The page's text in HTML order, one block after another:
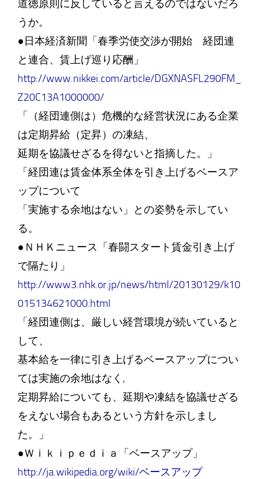
道徳原則に反していると言えるのではないだろ
うか。
●日本経済新聞「春季労使交渉が開始 経団連
と連合、賃上げ巡り応酬」
http://www.nikkei.com/article/DGXNASFL290FM_
Z20C13A1000000/
「（経団連側は）危機的な経営状況にある企業
は定期昇給（定昇）の凍結、
延期を協議せざるを得ないと指摘した。」
「経団連は賃金体系全体を引き上げるベースア
ップについて
「実施する余地はない」との姿勢を示してい
る。
●ＮＨＫニュース「春闘スタート賃金引き上げ
で隔たり」
http://www3.nhk.or.jp/news/html/20130129/k10
015134621000.html
「経団連側は、厳しい経営環境が続いていると
して、
基本給を一律に引き上げるベースアップについ
ては実施の余地はなく,
定期昇給についても、延期や凍結を協議せざる
をえない場合もあるという方針を示しまし
た。」
●Ｗｉｋｉｐｅｄｉａ「ベースアップ」
http://ja.wikipedia.org/wiki/ベースアップ